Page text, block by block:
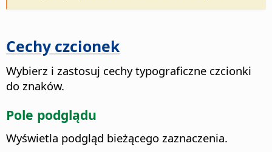
Cechy czcionek
Wybierz i zastosuj cechy typograficzne czcionki
do znaków.
Pole podglądu
Wyświetla podgląd bieżącego zaznaczenia.